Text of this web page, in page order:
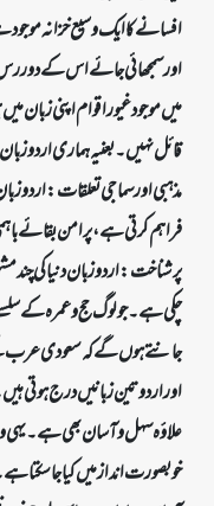
افسانے کا ایک وسیع خزانہ
اور سمجھائی جائے اس کے دور رس
میں موجود غیور اقوام اپنی زبان
قائل نہیں ۔ بعنیہ ہماری اردو
مذہبی اور سماجی تعلقات: اردو
فراہم کرتی ہے، پر امن بقائے
پر شناخت: اردو زبان دنیا کی چند
چکی ہے۔ جو لوگ حج وعمرہ کے
جانتے ہوں گے کہ سعودی عرب
اور اردو تین زبانیں درج ہوتی
علاؤہ سہل و آسان بھی ہے۔
خوبصورت انداز میں کیا جا سکتا